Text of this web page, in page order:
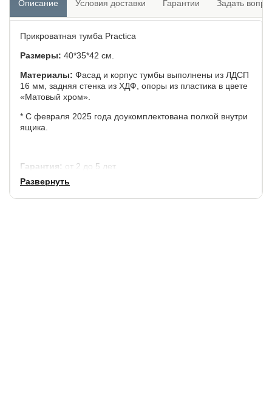
Описание Условия доставки Гарантии Задать
Прикроватная тумба Practica
Размеры: 40*35*42 см.
Материалы: Фасад и корпус тумбы выполнены из ЛДСП
16 мм, задняя стенка из ХДФ, опоры из пластика в цвете
«Матовый хром».
* С февраля 2025 года доукомплектована полкой внутри
ящика.
Гарантия: от 2 до 5 лет.
Срок службы:
Развернуть